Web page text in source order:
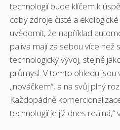
technologií bude klíčem k
coby zdroje čisté a
uvědomit, že například
paliva mají za sebou více než
technologický vývoj, stejně
průmysl. V tomto ohledu jsou
„nováčkem“, a na svůj plný
Každopádně
technologií je již dnes reálná,“